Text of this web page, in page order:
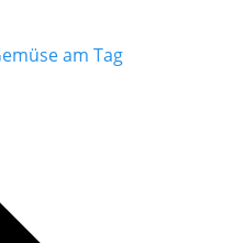
am Tag